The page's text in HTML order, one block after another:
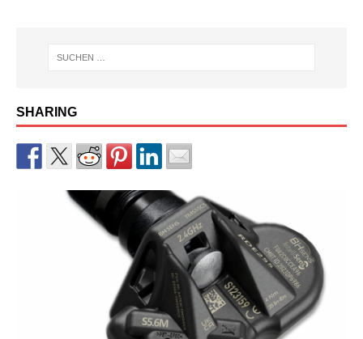
SHARING